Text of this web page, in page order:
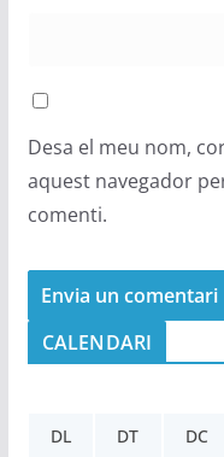
Desa el meu nom,
aquest navegador
comenti.
CALENDARI
DL
DT DC